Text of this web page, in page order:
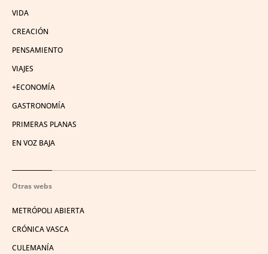
VIDA
CREACIÓN
PENSAMIENTO
VIAJES
+ECONOMÍA
GASTRONOMÍA
PRIMERAS PLANAS
EN VOZ BAJA
Otras webs
METRÓPOLI ABIERTA
CRÓNICA VASCA
CULEMANÍA